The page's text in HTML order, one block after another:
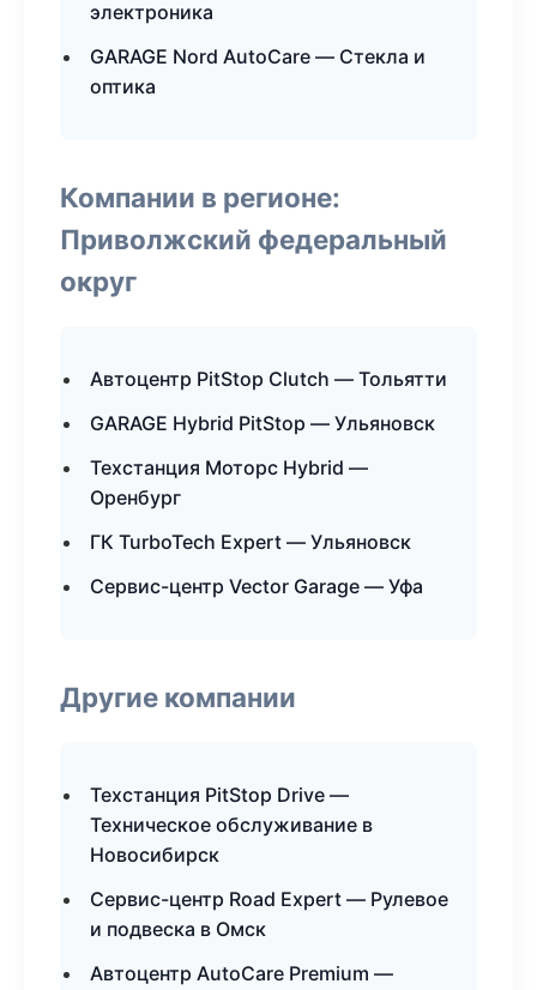
электроника
GARAGE Nord AutoCare — Стекла и
оптика
Компании в регионе:
Приволжский федеральный
округ
Автоцентр PitStop Clutch — Тольятти
GARAGE Hybrid PitStop — Ульяновск
Техстанция Моторс Hybrid —
Оренбург
ГК TurboTech Expert — Ульяновск
Сервис-центр Vector Garage — Уфа
Другие компании
Техстанция PitStop Drive —
Техническое обслуживание в
Новосибирск
Сервис-центр Road Expert — Рулевое
и подвеска в Омск
Автоцентр AutoCare Premium —